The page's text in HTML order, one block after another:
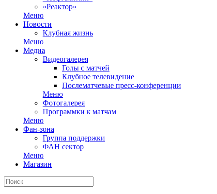
«Реактор»
Меню
Новости
Клубная жизнь
Меню
Медиа
Видеогалерея
Голы с матчей
Клубное телевидение
Послематчевые пресс-конференции
Меню
Фотогалерея
Программки к матчам
Меню
Фан-зона
Группа поддержки
ФАН сектор
Меню
Магазин